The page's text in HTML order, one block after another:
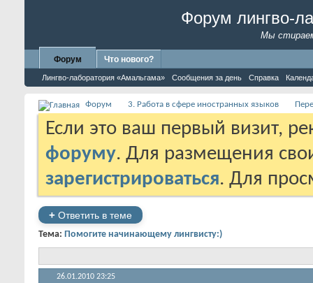
Форум лингво-
Мы
Форум
Лингво-лаборатория «Амальгама» Сообщения за день Справка
Что нового?
Форум 3. Работа в сфере иностранных языков
Если это ваш первый визит,
форуму. Для размещения
зарегистрироваться. Для
+ Ответить в теме
Тема: Помогите начинающему лингвисту:)
26.01.2010 23:25